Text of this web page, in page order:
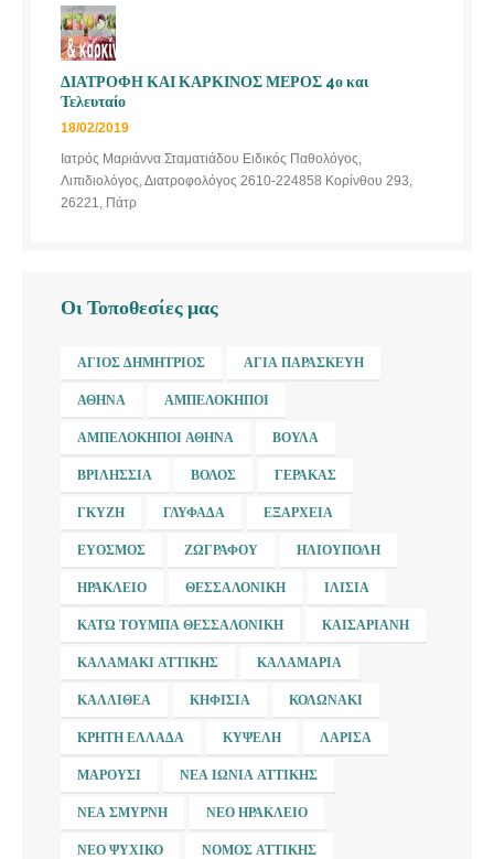
ΔΙΑΤΡΟΦΗ ΚΑΙ ΚΑΡΚΙΝΟΣ ΜΕΡΟΣ 4ο και
Τελευταίο
18/02/2019
Ιατρός Μαριάννα Σταματιάδου Ειδικός Παθολόγος,
Λιπιδιολόγος, Διατροφολόγος 2610-224858 Κορίνθου 293,
26221, Πάτρ
Οι Τοποθεσίες μας
ΆΓΙΟΣ ΔΗΜΉΤΡΙΟΣ ΑΓΊΑ ΠΑΡΑΣΚΕΥΉ
ΑΘΉΝΑ ΑΜΠΕΛΌΚΗΠΟΙ
ΑΜΠΕΛΌΚΗΠΟΙ ΑΘΉΝΑ ΒΟΎΛΑ
ΒΡΙΛΉΣΣΙΑ ΒΌΛΟΣ ΓΈΡΑΚΑΣ
ΓΚΎΖΗ ΓΛΥΦΆΔΑ ΕΞΆΡΧΕΙΑ
ΕΎΟΣΜΟΣ ΖΩΓΡΆΦΟΥ ΗΛΙΟΎΠΟΛΗ
ΗΡΆΚΛΕΙΟ ΘΕΣΣΑΛΟΝΊΚΗ ΙΛΊΣΙΑ
ΚΆΤΩ ΤΟΎΜΠΑ ΘΕΣΣΑΛΟΝΊΚΗ ΚΑΙΣΑΡΙΑΝΉ
ΚΑΛΑΜΆΚΙ ΑΤΤΙΚΉΣ ΚΑΛΑΜΑΡΙΆ
ΚΑΛΛΙΘΈΑ ΚΗΦΙΣΙΆ ΚΟΛΩΝΆΚΙ
ΚΡΉΤΗ ΕΛΛΆΔΑ ΚΥΨΈΛΗ ΛΆΡΙΣΑ
ΜΑΡΟΎΣΙ ΝΈΑ ΙΩΝΊΑ ΑΤΤΙΚΉΣ
ΝΈΑ ΣΜΎΡΝΗ ΝΈΟ ΗΡΆΚΛΕΙΟ
ΝΈΟ ΨΥΧΙΚΌ ΝΟΜΌΣ ΑΤΤΙΚΉΣ